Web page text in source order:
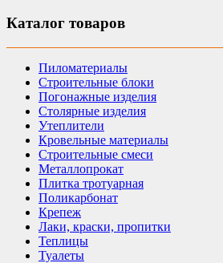
Каталог товаров
Пиломатериалы
Строительные блоки
Погонажные изделия
Столярные изделия
Утеплители
Кровельные материалы
Строительные смеси
Металлопрокат
Плитка тротуарная
Поликарбонат
Крепеж
Лаки, краски, пропитки
Теплицы
Туалеты